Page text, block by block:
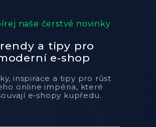
naše čerstvé novinky
a tipy pro
e‑shop
inspirace a tipy pro růst
online impéria, které
e‑shopy kupředu.